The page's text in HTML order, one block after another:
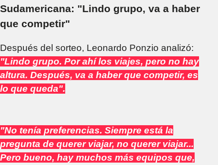
Sudamericana: "Lindo grupo, va a haber
que competir"
Después del sorteo, Leonardo Ponzio analizó:
"Lindo grupo. Por ahí los viajes, pero no hay
altura. Después, va a haber que competir, es
lo que queda".
"No tenía preferencias. Siempre está la
pregunta de querer viajar, no querer viajar...
Pero bueno, hay muchos más equipos que,